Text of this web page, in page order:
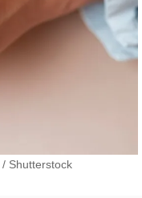
/ Shutterstock